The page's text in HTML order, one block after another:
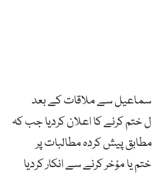
سے ملاقات کے بعد
ختم کرنے کا اعلان کردیا جب کہ
مطابق پیش کردہ مطالبات پر
یا مؤخر کرنے سے انکار کردیا